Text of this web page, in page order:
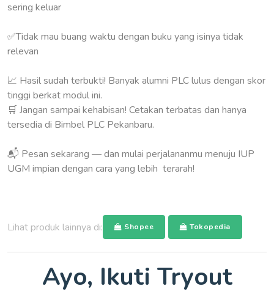
sering keluar
✅️Tidak mau buang waktu dengan buku yang isinya tidak
relevan
📈 Hasil sudah terbukti! Banyak alumni PLC lulus dengan skor
tinggi berkat modul ini.
🛒 Jangan sampai kehabisan! Cetakan terbatas dan hanya
tersedia di Bimbel PLC Pekanbaru.
📬 Pesan sekarang — dan mulai perjalananmu menuju IUP
UGM impian dengan cara yang lebih terarah!
Lihat produk lainnya di: Shopee Tokopedia
Ayo, Ikuti Tryout